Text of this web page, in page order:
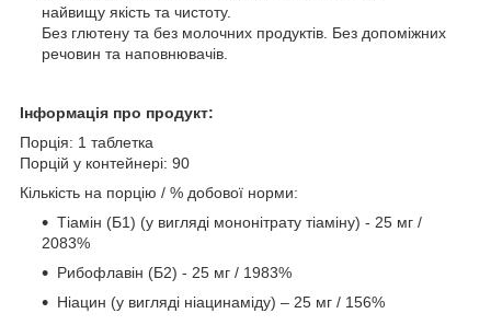
найвищу якість та чистоту.
Без глютену та без молочних продуктів. Без допоміжних
речовин та наповнювачів.
Інформація про продукт:
Порція: 1 таблетка
Порцій у контейнері: 90
Кількість на порцію / % добової норми:
Тіамін (Б1) (у вигляді мононітрату тіаміну) - 25 мг /
2083%
Рибофлавін (Б2) - 25 мг / 1983%
Ніацин (у вигляді ніацинаміду) – 25 мг / 156%